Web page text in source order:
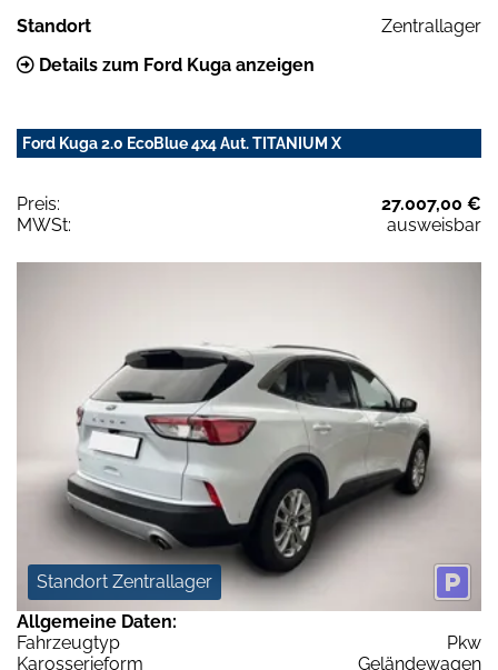
Standort
Zentrallager
Details zum Ford Kuga anzeigen
Ford Kuga 2.0 EcoBlue 4x4 Aut. TITANIUM X
Preis:
27.007,00 €
MWSt:
ausweisbar
Standort Zentrallager
Allgemeine Daten:
Fahrzeugtyp
Pkw
Karosserieform
Geländewagen